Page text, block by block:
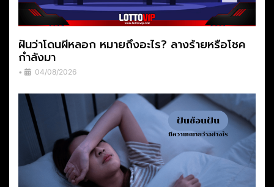
ฝันว่าโดนผีหลอก หมายถึงอะไร? ลางร้ายหรือโชค
กำลังมา
• 04/08/2026